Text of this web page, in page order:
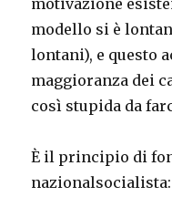
modello si è
lontani), e questo
maggioranza dei
così stupida da
È il principio di